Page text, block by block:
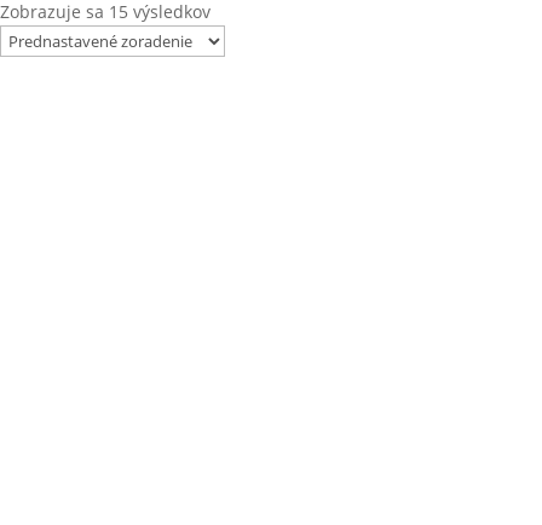
Zobrazuje sa 15 výsledkov